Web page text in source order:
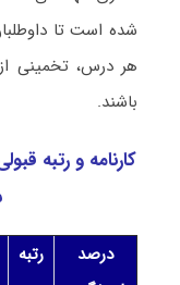
شده است تا
هر درس، تخمینی
باشند.
کارنامه و رتبه
درصد
رتبه